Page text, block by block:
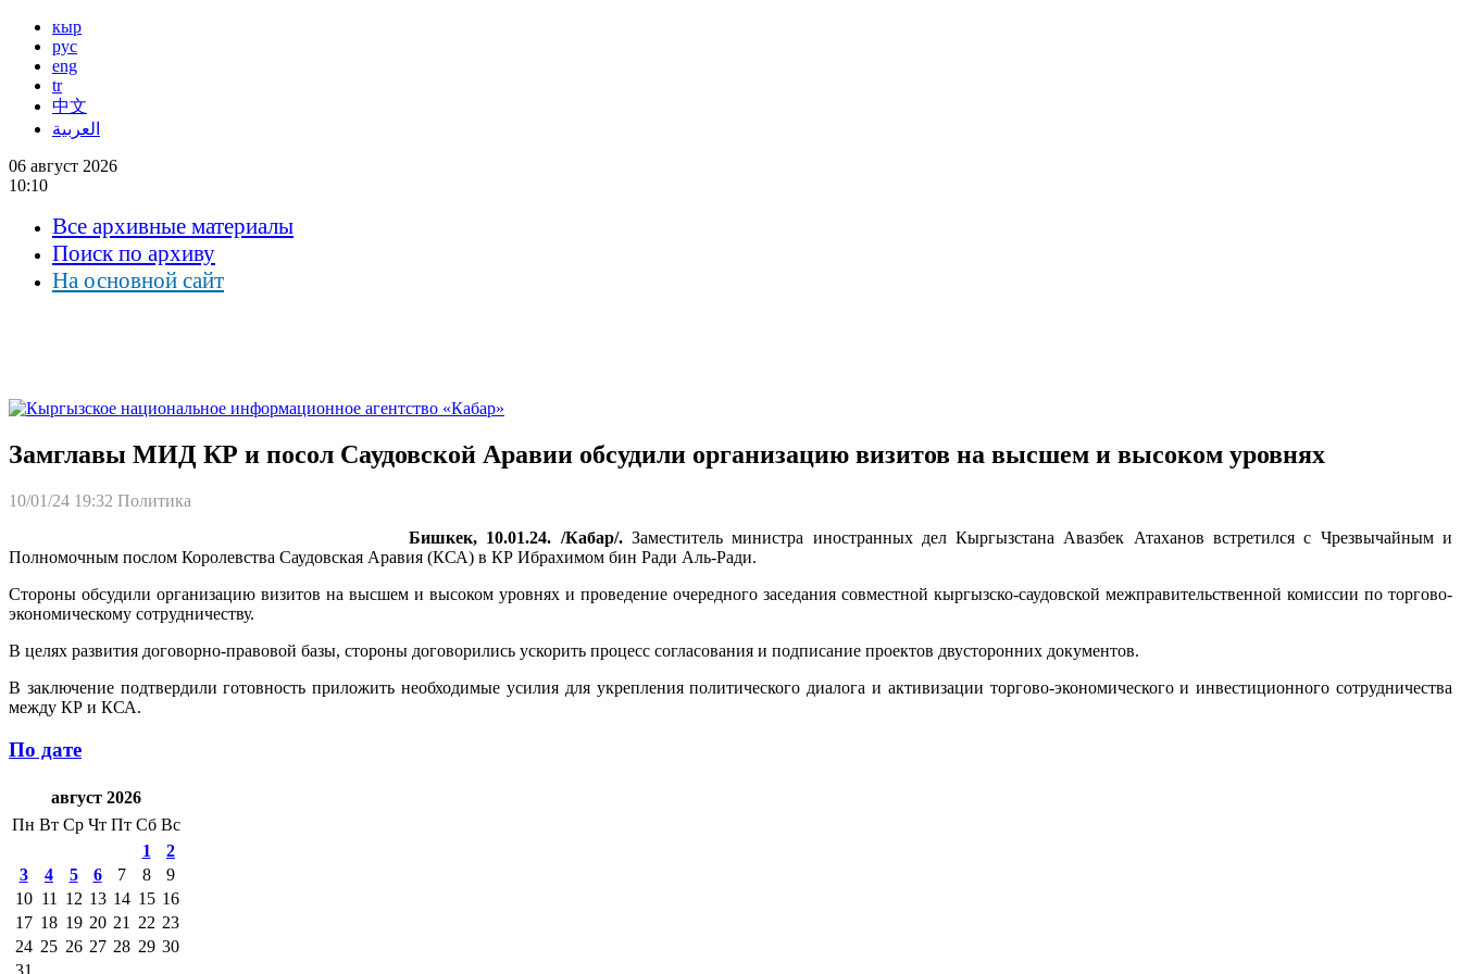
кыр
рус
eng
tr
中文
العربية
06 август 2026
10:10
Все архивные материалы
Поиск по архиву
На основной сайт
Замглавы МИД КР и посол Саудовской Аравии обсудили организацию визитов на высшем и высоком уровнях
10/01/24 19:32 Политика
Бишкек, 10.01.24. /Кабар/.Заместитель министра иностранных дел Кыргызстана Авазбек Атаханов встретился с Чрезвычайным и
Полномочным послом Королевства Саудовская Аравия (КСА) в КР Ибрахимом бин Ради Аль-Ради.
Стороны обсудили организацию визитов на высшем и высоком уровнях и проведение очередного заседания совместной кыргызско-саудовской межправительственной комиссии по торгово-
экономическому сотрудничеству.
В целях развития договорно-правовой базы, стороны договорились ускорить процесс согласования и подписание проектов двусторонних документов.
В заключение подтвердили готовность приложить необходимые усилия для укрепления политического диалога и активизации торгово-экономического и инвестиционного сотрудничества
между КР и КСА.
По дате
август 2026
Пн Вт Ср Чт Пт Сб Вс
1
2
3
4 5 6 7 8
9
10 11 12 13 14 15 16
17 18 19 20 21 22 23
24 25 26 27 28 29 30